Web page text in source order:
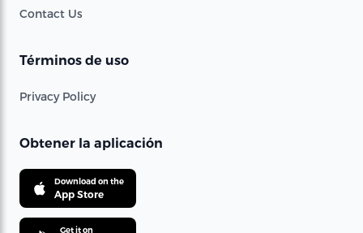
Contact Us
Términos de uso
Privacy Policy
Obtener la aplicación
Download on the
App Store
Get it on